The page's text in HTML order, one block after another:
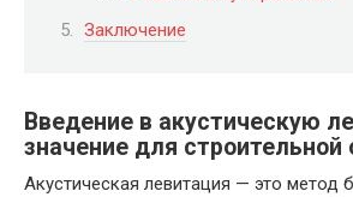
Заключение
Введение в акустическую
значение для строительной
Акустическая левитация — это метод